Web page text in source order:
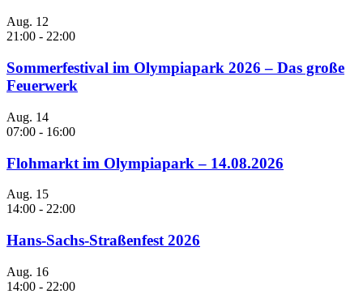
Aug. 12
21:00 - 22:00
Sommerfestival im Olympiapark 2026 – Das große
Feuerwerk
Aug. 14
07:00 - 16:00
Flohmarkt im Olympiapark – 14.08.2026
Aug. 15
14:00 - 22:00
Hans-Sachs-Straßenfest 2026
Aug. 16
14:00 - 22:00